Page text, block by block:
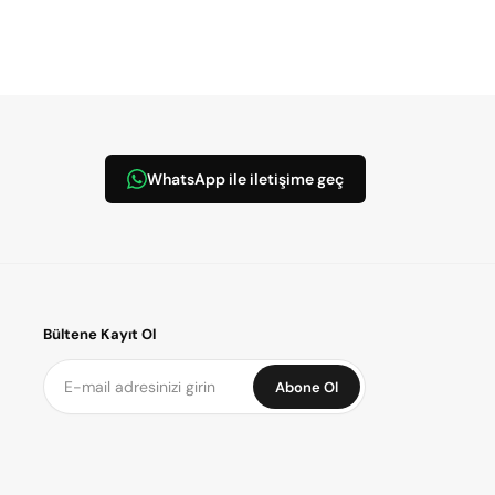
WhatsApp ile iletişime geç
Bültene Kayıt Ol
Abone Ol